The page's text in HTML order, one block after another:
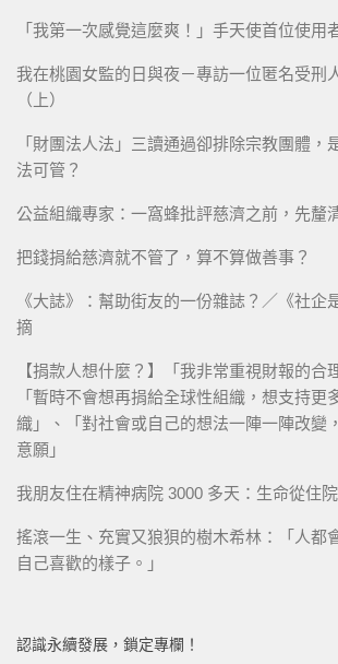
「我第一次感覺這麼爽！」手天使首位使用
我在桃園女監的日與夜－專訪一位匿名受刑
（上）
「財團法人法」三讀通過卻排除宗教團體，
法可管？
公益組織專家：一窩蜂批評慈濟之前，先釐
把錢捐給慈濟就不管了，算不算做善事？
《大誌》：幫助街友的一份雜誌？／《社企
摘
【捐款人想什麼？】「我非常重視財報的合
「暫時不會想再捐給全球性組織，想支持更
織」、「對社會或自己的想法一陣一陣改變
意願」
我朋友住在精神病院 3000 多天：生命從住
搖滾一生、充實又狼狽的樹木希林：「人都
自己喜歡的樣子。」
認識永續發展，鎖定專欄！